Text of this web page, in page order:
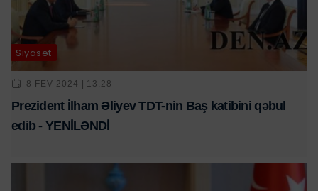
Siyasət
8 FEV 2024 | 13:28
Prezident İlham Əliyev TDT-nin Baş katibini qəbul
edib - YENİLƏNDİ